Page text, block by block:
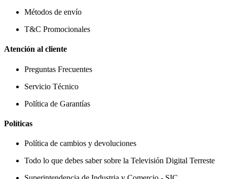
Métodos de envío
T&C Promocionales
Atención al cliente
Preguntas Frecuentes
Servicio Técnico
Política de Garantías
Políticas
Política de cambios y devoluciones
Todo lo que debes saber sobre la Televisión Digital Terreste